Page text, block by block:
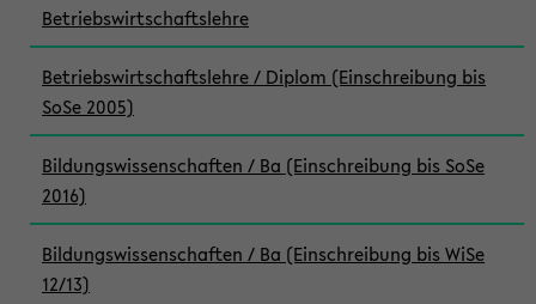
Betriebswirtschaftslehre
Betriebswirtschaftslehre / Diplom (Einschreibung bis
SoSe 2005)
Bildungswissenschaften / Ba (Einschreibung bis SoSe
2016)
Bildungswissenschaften / Ba (Einschreibung bis WiSe
12/13)